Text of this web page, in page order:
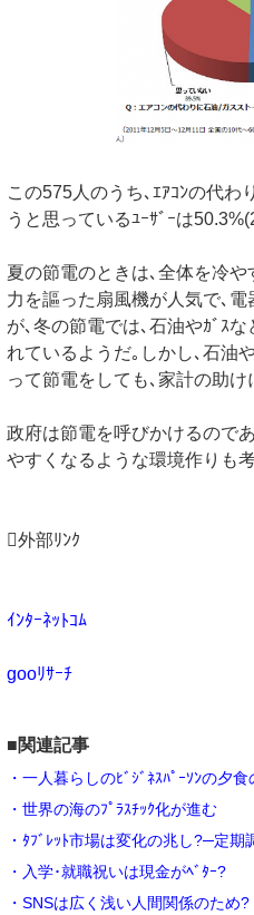
この575人のうち､ｴｱｺﾝの代わ
うと思っているﾕｰｻﾞｰは
夏の節電のときは､全体を冷
力を謳った扇風機が人気で､
が､冬の節電では､石油やｶﾞｽな
れているようだ｡しかし､石油
って節電をしても､家計の助け
政府は節電を呼びかけるので
やすくなるような環境作りも
外部ﾘﾝｸ
ｲﾝﾀｰﾈｯﾄｺﾑ
gooﾘｻｰﾁ
■関連記事
・一人暮らしのﾋﾞｼﾞﾈｽﾊﾟｰｿﾝの夕
・世界の海のﾌﾟﾗｽﾁｯｸ化が進む
・ﾀﾌﾞﾚｯﾄ市場は変化の兆し?─定期
・入学･就職祝いは現金がﾍﾞﾀｰ?
・SNSは広く浅い人間関係のため?